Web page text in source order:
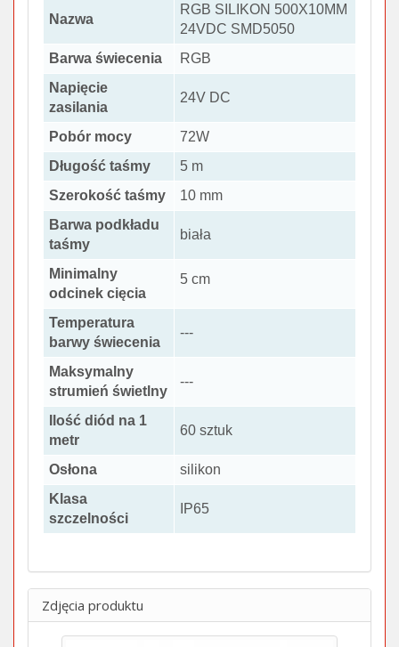
Nazwa
RGB SILIKON 500X10MM
24VDC SMD5050
Barwa świecenia
RGB
Napięcie
zasilania
24V DC
Pobór mocy
72W
Długość taśmy
5 m
Szerokość taśmy
10 mm
Barwa podkładu
taśmy
biała
Minimalny
odcinek cięcia
5 cm
Temperatura
barwy świecenia
---
Maksymalny
strumień świetlny
---
Ilość diód na 1
metr
60 sztuk
Osłona
silikon
Klasa
szczelności
IP65
Zdjęcia produktu